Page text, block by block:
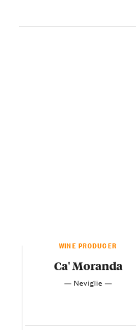
WINE PRODUCER
Ca' Moranda
— Neviglie —